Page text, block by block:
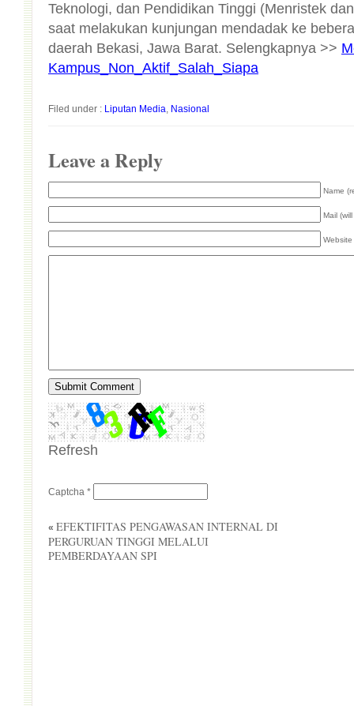
daerah Bekasi, Jawa Barat. Selengkapnya >>
Kampus_Non_Aktif_Salah_Siapa
Filed under : Liputan Media, Nasional
Leave a Reply
Name
Mail
Website
Refresh
Captcha *
« EFEKTIFITAS PENGAWASAN INTERNAL DI
PERGURUAN TINGGI MELALUI
PEMBERDAYAAN SPI